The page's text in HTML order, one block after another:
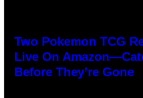
Two Pokemon TCG
Live On
Before They’re Gone